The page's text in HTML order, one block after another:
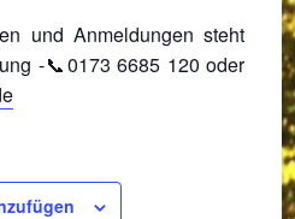
und Anmeldungen steht
-📞0173 6685 120 oder